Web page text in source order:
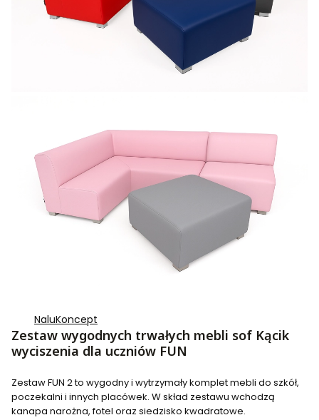
NaluKoncept
Zestaw wygodnych trwałych mebli sof Kącik
wyciszenia dla uczniów FUN
Zestaw FUN 2 to wygodny i wytrzymały komplet mebli do szkół,
poczekalni i innych placówek. W skład zestawu wchodzą
kanapa narożna, fotel oraz siedzisko kwadratowe.